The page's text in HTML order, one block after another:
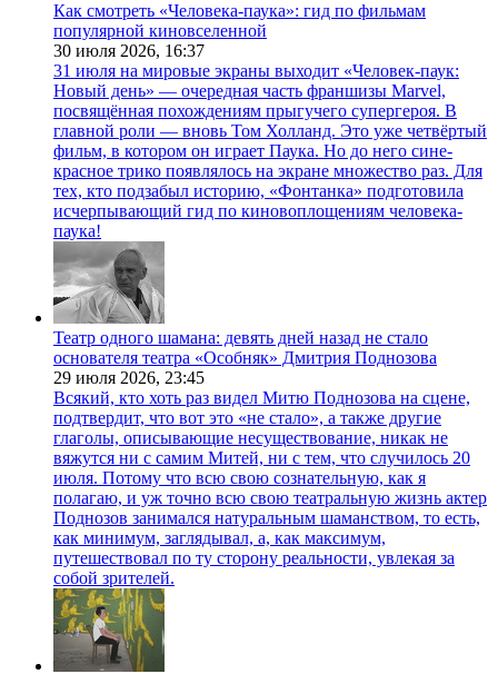
Как смотреть «Человека-паука»: гид по фильмам
популярной киновселенной
30 июля 2026, 16:37
31 июля на мировые экраны выходит «Человек-паук:
Новый день» — очередная часть франшизы Marvel,
посвящённая похождениям прыгучего супергероя. В
главной роли — вновь Том Холланд. Это уже четвёртый
фильм, в котором он играет Паука. Но до него сине-
красное трико появлялось на экране множество раз. Для
тех, кто подзабыл историю, «Фонтанка» подготовила
исчерпывающий гид по киновоплощениям человека-
паука!
Театр одного шамана: девять дней назад не стало
основателя театра «Особняк» Дмитрия Поднозова
29 июля 2026, 23:45
Всякий, кто хоть раз видел Митю Поднозова на сцене,
подтвердит, что вот это «не стало», а также другие
глаголы, описывающие несуществование, никак не
вяжутся ни с самим Митей, ни с тем, что случилось 20
июля. Потому что всю свою сознательную, как я
полагаю, и уж точно всю свою театральную жизнь актер
Поднозов занимался натуральным шаманством, то есть,
как минимум, заглядывал, а, как максимум,
путешествовал по ту сторону реальности, увлекая за
собой зрителей.